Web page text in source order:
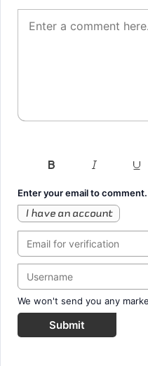
Enter your email to comment.
I have an account
We won't send you any
Submit